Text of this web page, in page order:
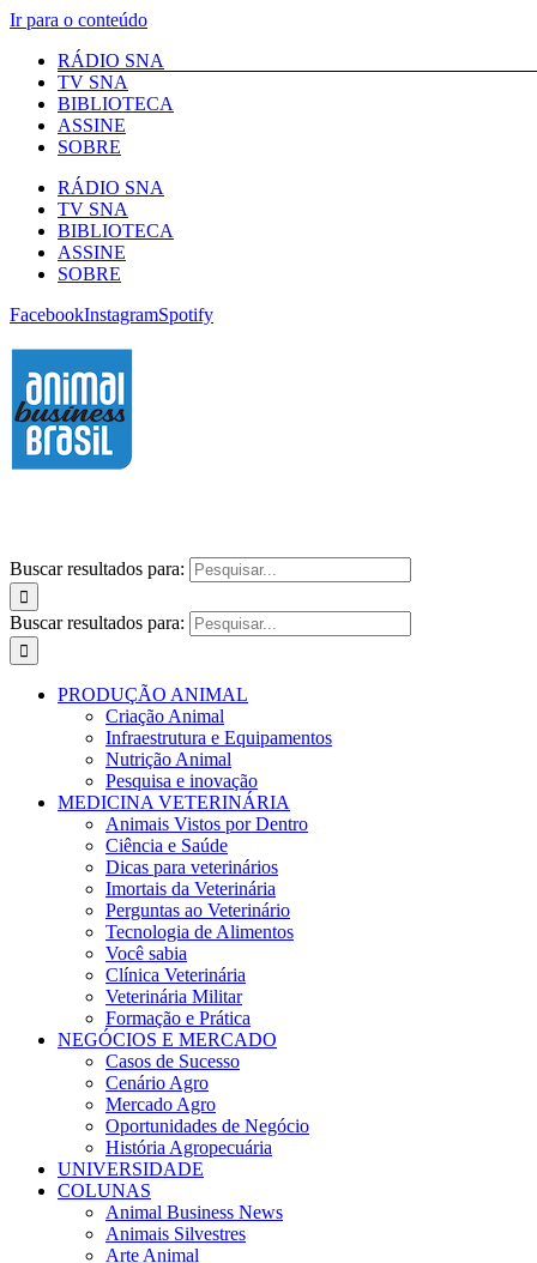
Ir para o conteúdo
RÁDIO SNA
TV SNA
BIBLIOTECA
ASSINE
SOBRE
RÁDIO SNA
TV SNA
BIBLIOTECA
ASSINE
SOBRE
FacebookInstagramSpotify
Buscar resultados para:
Buscar resultados para:
PRODUÇÃO ANIMAL
Criação Animal
Infraestrutura e Equipamentos
Nutrição Animal
Pesquisa e inovação
MEDICINA VETERINÁRIA
Animais Vistos por Dentro
Ciência e Saúde
Dicas para veterinários
Imortais da Veterinária
Perguntas ao Veterinário
Tecnologia de Alimentos
Você sabia
Clínica Veterinária
Veterinária Militar
Formação e Prática
NEGÓCIOS E MERCADO
Casos de Sucesso
Cenário Agro
Mercado Agro
Oportunidades de Negócio
História Agropecuária
UNIVERSIDADE
COLUNAS
Animal Business News
Animais Silvestres
Arte Animal